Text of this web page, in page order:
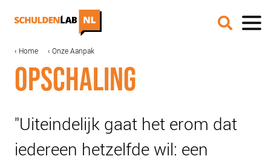
gaan
MAIN
NAVIGATION
IN DE MEDIA
ONZE AANPAK
COALITIEVORMING
IMPACTMETING
OPSCHALING
KRUIMELPAD
Home Onze Aanpak
OPSCHALING
"Uiteindelijk gaat het erom dat
iedereen hetzelfde wil: een